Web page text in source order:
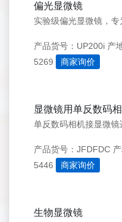
偏光显微镜
产品货号：UP200i 产
5269
商家询价
显微镜用单反数码
单反数码相机接显微镜
产品货号：JFDFDC
5446
商家询价
生物显微镜